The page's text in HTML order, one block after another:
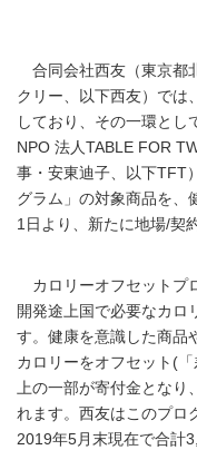
合同会社西友（東京都
クリー、以下西友）では
しており、その一環とし
NPO 法人TABLE FOR
事・安東迪子、以下TFT
グラム」の対象商品を、
1日より、新たに地場/契
カロリーオフセットプ
開発途上国で必要なカロ
す。健康を意識した商品
カロリーをオフセット(
上の一部が寄付金となり
れます。西友はこのプロ
2019年5月末現在で合計